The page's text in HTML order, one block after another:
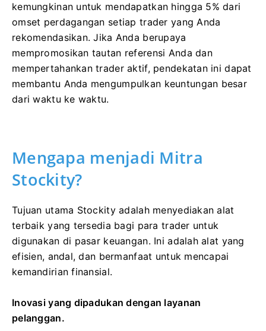
kemungkinan untuk mendapatkan hingga 5% dari
omset perdagangan setiap trader yang Anda
rekomendasikan. Jika Anda berupaya
mempromosikan tautan referensi Anda dan
mempertahankan trader aktif, pendekatan ini dapat
membantu Anda mengumpulkan keuntungan besar
dari waktu ke waktu.
Mengapa menjadi Mitra
Stockity?
Tujuan utama Stockity adalah menyediakan alat
terbaik yang tersedia bagi para trader untuk
digunakan di pasar keuangan. Ini adalah alat yang
efisien, andal, dan bermanfaat untuk mencapai
kemandirian finansial.
Inovasi yang dipadukan dengan layanan
pelanggan.